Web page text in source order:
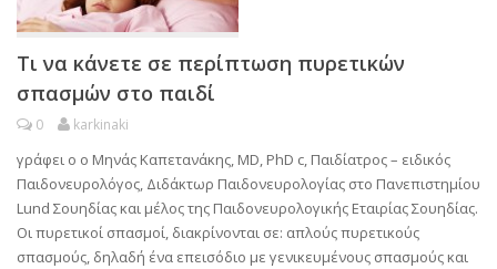
Τι να κάνετε σε περίπτωση πυρετικών
σπασμών στο παιδί
0 karkinaki
γράφει ο ο Μηνάς Καπετανάκης, MD, PhD c, Παιδίατρος – ειδικός
Παιδονευρολόγος, Διδάκτωρ Παιδονευρολογίας στο Πανεπιστημίου
Lund Σουηδίας και μέλος της Παιδονευρολογικής Εταιρίας Σουηδίας.
Οι πυρετικοί σπασμοί, διακρίνονται σε: απλούς πυρετικούς
σπασμούς, δηλαδή ένα επεισόδιο με γενικευμένους σπασμούς και